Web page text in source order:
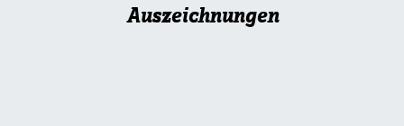
Auszeichnungen​